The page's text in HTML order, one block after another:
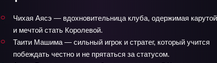
Чихая Аясэ — вдохновительница клуба, одержимая карутой
и мечтой стать Королевой.
Таити Машима — сильный игрок и стратег, который учится
побеждать честно и не прятаться за статусом.